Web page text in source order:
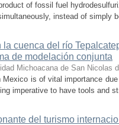
of fossil fuel
instead of simply
cuenca del río
de modelación conjunta
Michoacana de San Nicolas
Mexico is of vital importance
imperative to have tools and
del turismo